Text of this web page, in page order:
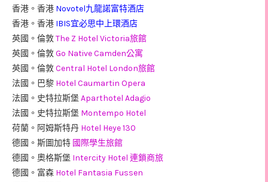
香港。香港 Novotel九龍諾富特酒店
香港。香港 IBIS宜必思中上環酒店
英國。倫敦The Z Hotel Victoria旅館
英國。倫敦Go Native Camden公寓
英國。倫敦Central Hotel London旅館
法國。巴黎 Hotel Caumartin Opera
法國。史特拉斯堡 Aparthotel Adagio
法國。史特拉斯堡 Montempo Hotel
荷蘭。阿姆斯特丹 Hotel Heye 130
德國。斯圖加特 國際學生旅館
德國。奧格斯堡 Intercity Hotel 連鎖商旅
德國。富森 Hotel Fantasia Fussen